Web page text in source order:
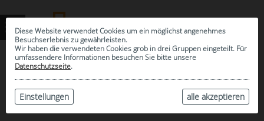
Diese Website verwendet Cookies um ein möglichst angenehmes
Besuchserlebnis zu gewährleisten.
Wir haben die verwendeten Cookies grob in drei Gruppen eingeteilt. Für
umfassendere Informationen besuchen Sie bitte unsere
Datenschutzseite.
alle akzeptieren
Einstellungen
ARCHIV